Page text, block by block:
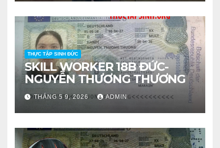
THỰC TẬP SINH ĐỨC
SKILL WORKER 18B ĐỨC-
NGUYỄN THƯƠNG THƯƠNG
THÁNG 5 9, 2026 ADMIN